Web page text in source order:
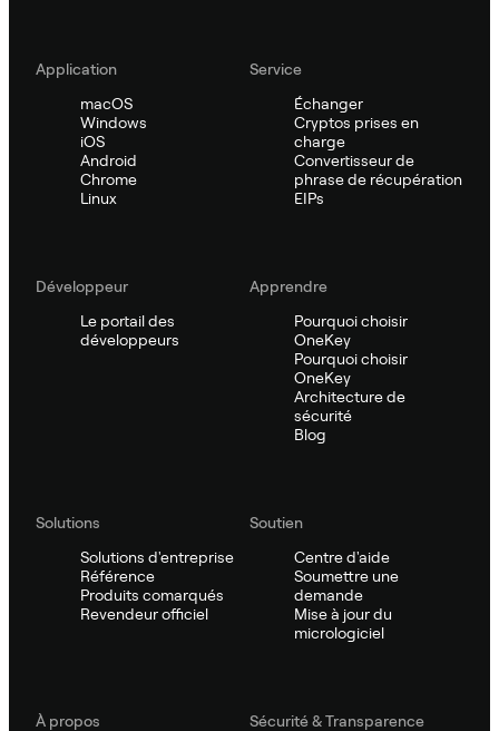
Application
macOS
Windows
iOS
Android
Chrome
Linux
Service
Échanger
Cryptos prises en
charge
Convertisseur de
phrase de récupération
EIPs
Développeur
Le portail des
développeurs
Apprendre
Pourquoi choisir
OneKey
Pourquoi choisir
OneKey
Architecture de
sécurité
Blog
Solutions
Solutions d'entreprise
Référence
Produits comarqués
Revendeur officiel
Soutien
Centre d'aide
Soumettre une
demande
Mise à jour du
micrologiciel
À propos
Sécurité & Transparence